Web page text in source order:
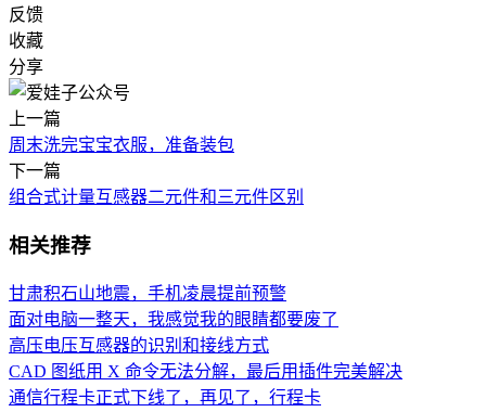
反馈
收藏
分享
上一篇
周末洗完宝宝衣服，准备装包
下一篇
组合式计量互感器二元件和三元件区别
相关推荐
甘肃积石山地震，手机凌晨提前预警
面对电脑一整天，我感觉我的眼睛都要废了
高压电压互感器的识别和接线方式
CAD 图纸用 X 命令无法分解，最后用插件完美解决
通信行程卡正式下线了，再见了，行程卡